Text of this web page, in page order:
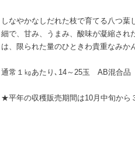
しなやかなしだれた枝で育てる八つ
細で、甘み、うまみ、酸味が凝縮され
は、限られた量のひときわ貴重なみか
通常１㎏あたり､14～25玉 AB混合品
★平年の収穫販売期間は10月中旬から